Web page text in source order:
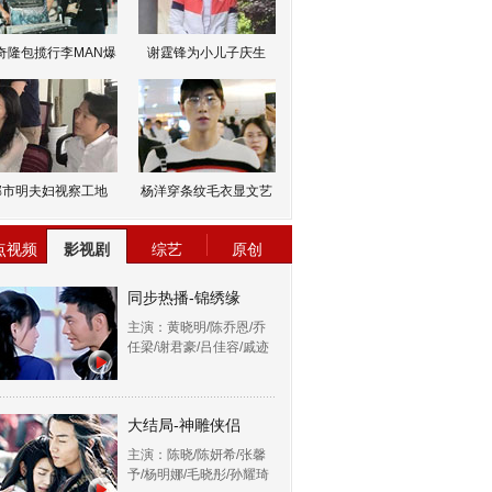
隆包揽行李MAN爆 谢霆锋为小儿子庆生
明夫妇视察工地 杨洋穿条纹毛衣显文艺
视频 影视剧 综艺 原创
同步热播-锦绣缘
主演：黄晓明/陈乔恩/乔
任梁/谢君豪/吕佳容/戚迹
大结局-神雕侠侣
主演：陈晓/陈妍希/张馨
予/杨明娜/毛晓彤/孙耀琦